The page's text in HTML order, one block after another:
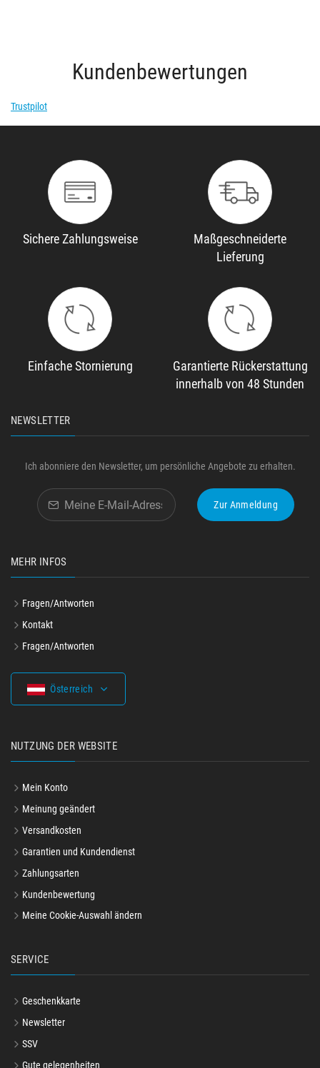
Kundenbewertungen
Trustpilot
Sichere Zahlungsweise
Maßgeschneiderte
Lieferung
Einfache Stornierung
Garantierte Rückerstattung
innerhalb von 48 Stunden
NEWSLETTER
Ich abonniere den Newsletter, um persönliche Angebote zu erhalten.
Zur Anmeldung
MEHR INFOS
Fragen/Antworten
Kontakt
Fragen/Antworten
Österreich
NUTZUNG DER WEBSITE
Mein Konto
Meinung geändert
Versandkosten
Garantien und Kundendienst
Zahlungsarten
Kundenbewertung
Meine Cookie-Auswahl ändern
SERVICE
Geschenkkarte
Newsletter
SSV
Gute gelegenheiten